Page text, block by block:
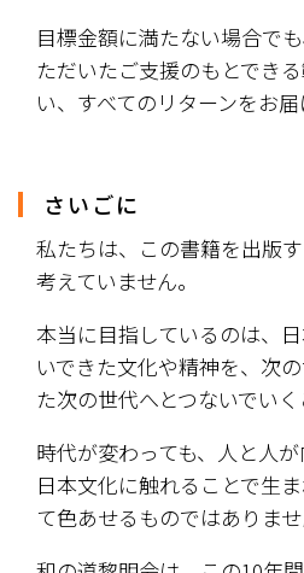
目標金額に満たない場合で
ただいたご支援のもとでき
い、すべてのリターンをお届
さいごに
私たちは、この書籍を出版
考えていません。
本当に目指しているのは、
いできた文化や精神を、次
た次の世代へとつないでいく
時代が変わっても、人と人が
日本文化に触れることで生
て色あせるものではありませ